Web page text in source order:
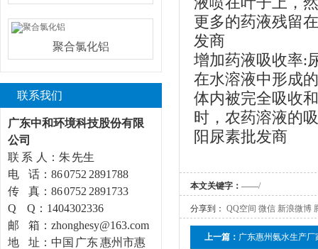
聚合氯化铝
联系我们
广东中和环境科技股份有限
公司
联 系 人：朱 先生
电 话：86 0752 2891788
传 真：86 0752 2891733
Q Q：1404302336
邮 箱：zhonghesy@163.com
地 址：中国 广东 惠州市惠
更多的药液残留
发商
增加药液吸收率:
在水溶液中形成
体内被完全吸收
时，农药溶液的
阳尿素批发商
本文关键字： ——/
分享到： QQ空间 微信 新浪微博
上一篇： 广东惠州氨水生产